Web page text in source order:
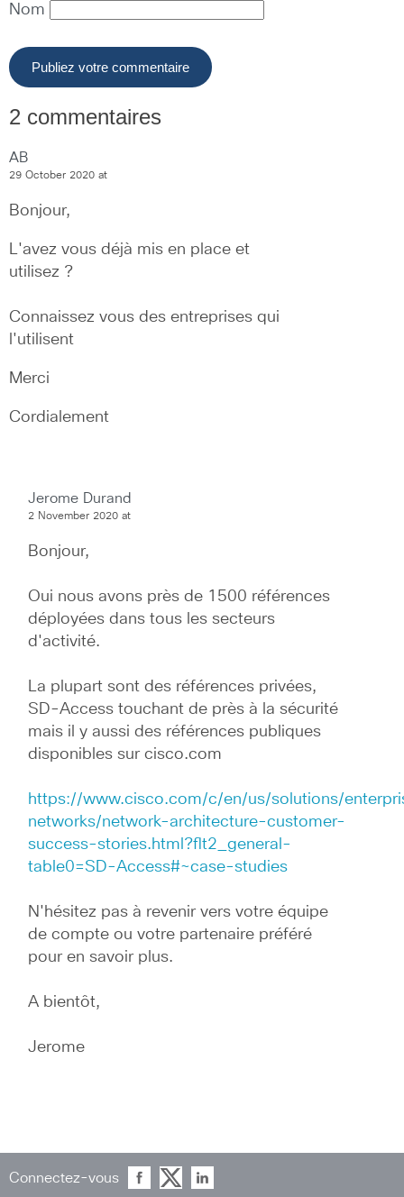
Nom
2 commentaires
AB
29 October 2020 at
Bonjour,
L'avez vous déjà mis en place et
utilisez ?
Connaissez vous des entreprises qui
l'utilisent
Merci
Cordialement
Jerome Durand
2 November 2020 at
Bonjour,
Oui nous avons près de 1500 références
déployées dans tous les secteurs
d'activité.
La plupart sont des références privées,
SD-Access touchant de près à la sécurité
mais il y aussi des références publiques
disponibles sur cisco.com
https://www.cisco.com/c/en/us/solutions/
networks/network-architecture-customer-
success-stories.html?flt2_general-
table0=SD-Access#~case-studies
N'hésitez pas à revenir vers votre équipe
de compte ou votre partenaire préféré
pour en savoir plus.
A bientôt,
Jerome
Connectez-vous